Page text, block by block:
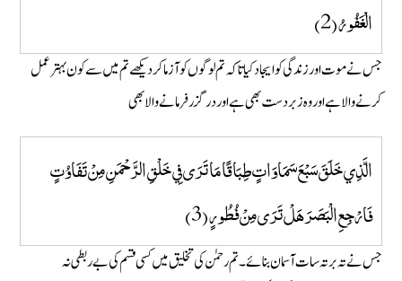
الْغَفُورُ (2)
جس نے موت اور زندگی کو ایجاد کیا تاکہ تم لوگوں کو آزما کر دیکھے تم میں سے کون بہتر عمل
کرنے والا ہےاور وہ زبردست بھی ہے اور درگزر فرمانے والا بھی
الَّذِي خَلَقَ سَبْعَ سَمَاوَاتٍ طِبَاقًا مَا تَرَى فِي خَلْقِ الرَّحْمَنِ مِنْ تَفَاوُتٍ
فَارْجِعِ الْبَصَرَ هَلْ تَرَى مِنْ فُطُورٍ (3)
جس نے تہ بر تہ سات آسمان بنائے۔ تم رحمٰن کی تخلیق میں کسی قسم کی بے ربطی نہ